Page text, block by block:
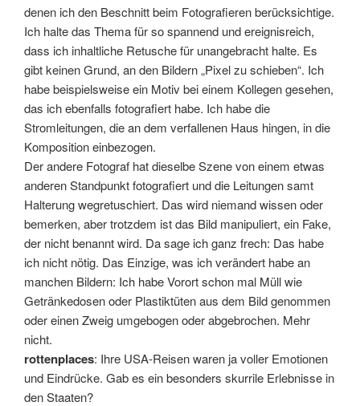
denen ich den Beschnitt beim Fotografieren berücksichtige.
Ich halte das Thema für so spannend und ereignisreich,
dass ich inhaltliche Retusche für unangebracht halte. Es
gibt keinen Grund, an den Bildern „Pixel zu schieben“. Ich
habe beispielsweise ein Motiv bei einem Kollegen gesehen,
das ich ebenfalls fotografiert habe. Ich habe die
Stromleitungen, die an dem verfallenen Haus hingen, in die
Komposition einbezogen.
Der andere Fotograf hat dieselbe Szene von einem etwas
anderen Standpunkt fotografiert und die Leitungen samt
Halterung wegretuschiert. Das wird niemand wissen oder
bemerken, aber trotzdem ist das Bild manipuliert, ein Fake,
der nicht benannt wird. Da sage ich ganz frech: Das habe
ich nicht nötig. Das Einzige, was ich verändert habe an
manchen Bildern: Ich habe Vorort schon mal Müll wie
Getränkedosen oder Plastiktüten aus dem Bild genommen
oder einen Zweig umgebogen oder abgebrochen. Mehr
nicht.
rottenplaces: Ihre USA-Reisen waren ja voller Emotionen
und Eindrücke. Gab es ein besonders skurrile Erlebnisse in
den Staaten?